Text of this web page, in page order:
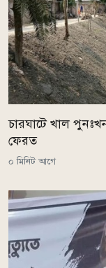
চারঘাটে খাল
ফেরত
০ মিনিট আগে